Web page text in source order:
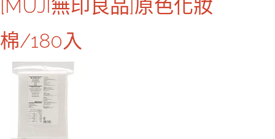
[MUJI無印良品]原色化妝
棉/180入